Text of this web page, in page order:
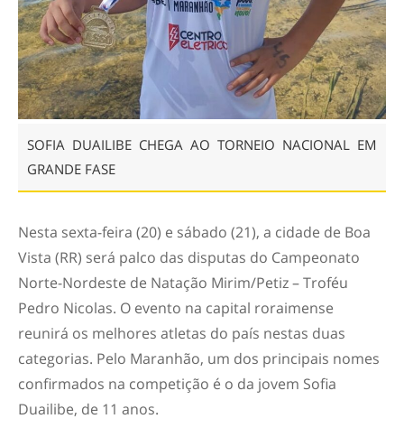
SOFIA DUAILIBE CHEGA AO TORNEIO NACIONAL EM
GRANDE FASE
Nesta sexta-feira (20) e sábado (21), a cidade de Boa
Vista (RR) será palco das disputas do Campeonato
Norte-Nordeste de Natação Mirim/Petiz – Troféu
Pedro Nicolas. O evento na capital roraimense
reunirá os melhores atletas do país nestas duas
categorias. Pelo Maranhão, um dos principais nomes
confirmados na competição é o da jovem Sofia
Duailibe, de 11 anos.